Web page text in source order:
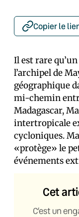
Copier le
Il est rare
l’archipel de
géographique
mi-chemin
Madagascar,
intertropicale
cycloniques.
«protège» le
événements
Cet
C’est un